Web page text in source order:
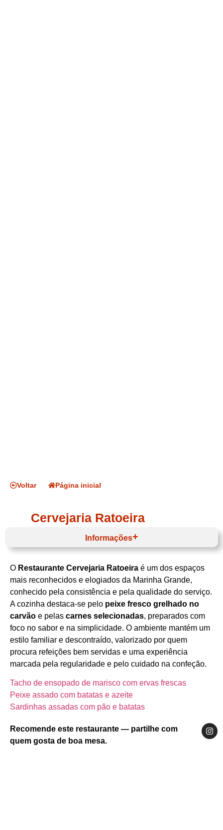
Voltar Página inicial
Cervejaria Ratoeira
O Restaurante Cervejaria Ratoeira é um dos espaços
mais reconhecidos e elogiados da Marinha Grande,
conhecido pela consistência e pela qualidade do serviço.
A cozinha destaca‑se pelo peixe fresco grelhado no
carvão e pelas carnes selecionadas, preparados com
foco no sabor e na simplicidade. O ambiente mantém um
estilo familiar e descontraído, valorizado por quem
procura refeições bem servidas e uma experiência
marcada pela regularidade e pelo cuidado na confeção.
Tacho de ensopado de marisco com ervas frescas
Peixe assado com batatas e azeite
Sardinhas assadas com pão e batatas
Recomende este restaurante — partilhe com
quem gosta de boa mesa.
Informações
Horário de funcionamento